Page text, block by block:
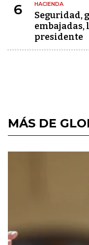
6 HACIENDA
Seguridad,
embajadas,
presidente
MÁS DE